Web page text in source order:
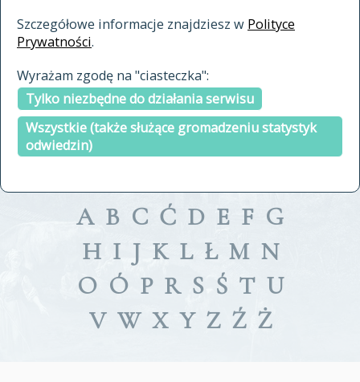
Szczegółowe informacje znajdziesz w Polityce
Prywatności.
Wyrażam zgodę na "ciasteczka":
Tylko niezbędne do działania serwisu
Wszystkie (także służące gromadzeniu statystyk
odwiedzin)
indeksie
a fronte
a tergo
A B C Ć D E F G
H I J K L Ł M N
O Ó P R S Ś T U
V W X Y Z Ź Ż